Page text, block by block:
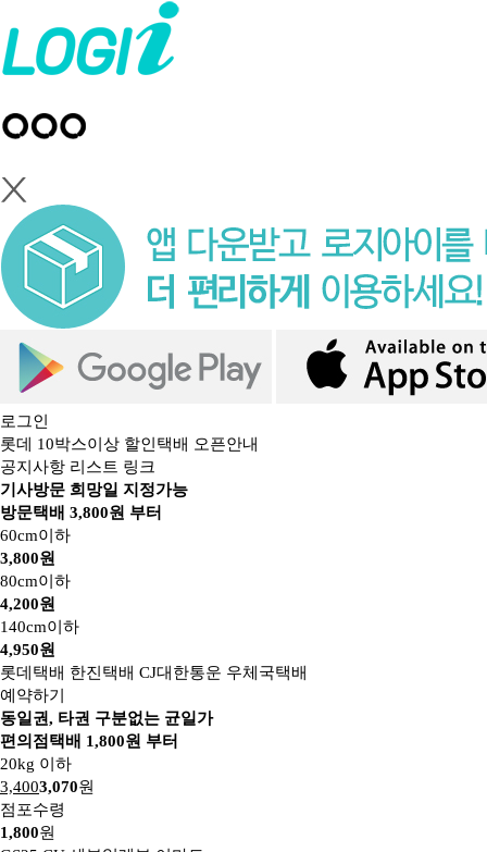
로그인
롯데 10박스이상 할인택배 오픈안내
공지사항 리스트 링크
기사방문 희망일 지정가능
방문택배 3,800원 부터
60cm이하
3,800원
80cm이하
4,200원
140cm이하
4,950원
롯데택배 한진택배 CJ대한통운 우체국택배
예약하기
동일권, 타권 구분없는 균일가
편의점택배 1,800원 부터
20kg 이하
3,4003,070원
점포수령
1,800원